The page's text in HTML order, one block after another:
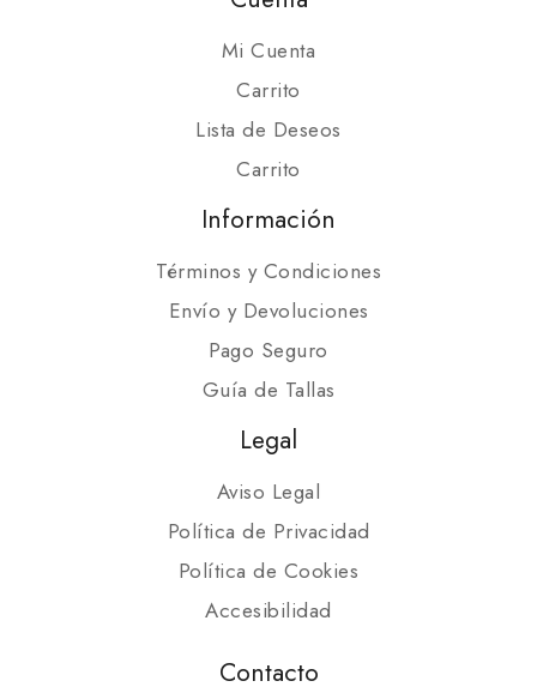
Mi Cuenta
Carrito
Lista de Deseos
Carrito
Información
Términos y Condiciones
Envío y Devoluciones
Pago Seguro
Guía de Tallas
Legal
Aviso Legal
Política de Privacidad
Política de Cookies
Accesibilidad
Contacto